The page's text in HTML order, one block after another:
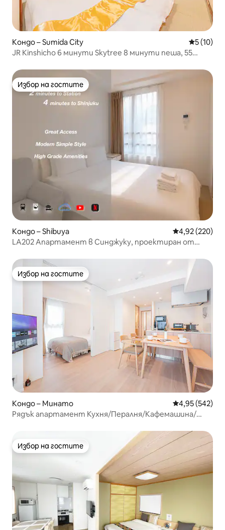
Кондо – Sumida City Средна
5 (10)
JR Kinshicho 6 минути Skytree 8 минути пеша, 55
Акихабара, Шинджуку, Шибуя, Нарита, Ханеда Куко
Директ
Избор на гостите
Избор на гостите
Кондо – Shibuya Средна
4,92 (220)
LA202 Апартамент в Синджуку, проектиран от
Избор на гостите
Избор на гостите
Кондо – Минато Средна
4,95 (542)
Рядък апартамент Кухня/Пералня/Кафемашина/
Токио Айрън Тауър, Луксозен апартамент 901
Избор на гостите
Избор на гостите